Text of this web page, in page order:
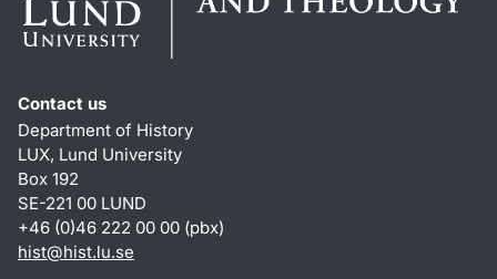
Contact us
Department of History
LUX, Lund University
Box 192
SE-221 00 LUND
+46 (0)46 222 00 00 (pbx)
hist@hist.lu.se